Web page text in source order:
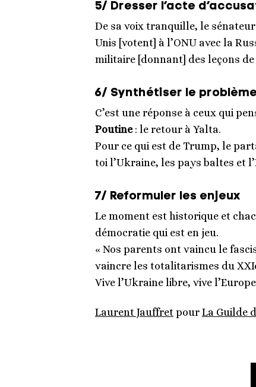
5/ Dresser l’acte
De sa voix tranquille, le
Unis [votent] à l’ONU avec la
militaire [donnant] des leçons
6/ Synthétiser le problème
C’est une réponse à ceux qui
Poutine: le retour à Yalta.
Pour ce qui est de Trump, le
toi l’Ukraine, les pays baltes et
7/ Reformuler les enjeux
Le moment est historique et
démocratie qui est en jeu.
« Nos parents ont vaincu le
vaincre les totalitarismes du
Vive l’Ukraine libre, vive
Laurent Jauffret pour La Guilde